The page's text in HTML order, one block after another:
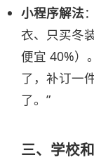
小程序解法
衣、只买冬
便宜 40%）
了，补订一
了。”
三、学校